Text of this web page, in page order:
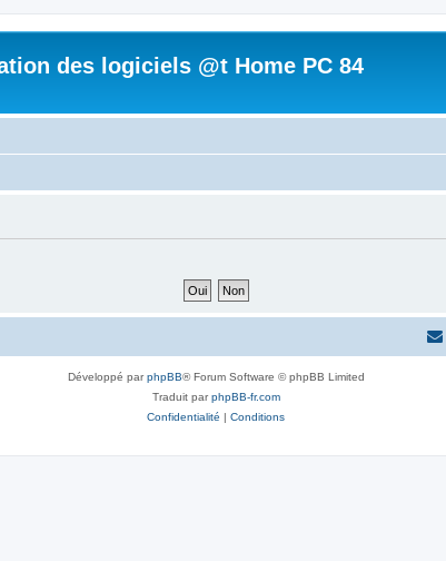
des logiciels @t Home PC 84
Développé parphpBB® Forum Software © phpBB Limited
Traduit parphpBB-fr.com
Confidentialité | Conditions